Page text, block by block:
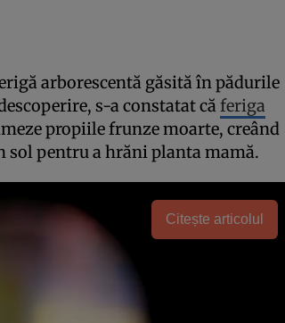
arborescentă găsită în pădurile
s-a constatat căferiga
propiile frunze moarte, creând
sol pentru a hrăni planta mamă.
Citește articolul